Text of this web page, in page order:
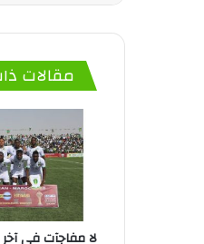
مقالات
لا مفاجآت في آخر